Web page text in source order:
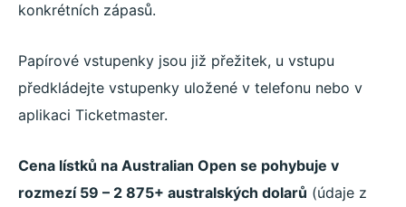
konkrétních zápasů.
Papírové vstupenky jsou již přežitek, u vstupu
předkládejte vstupenky uložené v telefonu nebo v
aplikaci Ticketmaster.
Cena lístků na Australian Open se pohybuje v
rozmezí 59 – 2 875+ australských dolarů (údaje z